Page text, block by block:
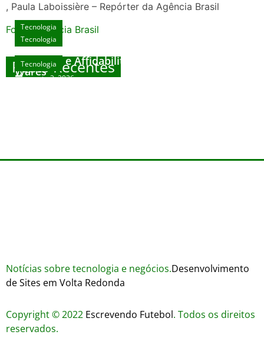
, Paula Laboissière – Repórter da Agência Brasil
Fonte: Agencia Brasil
Posts Recentes
Tecnologia
Unlock Exclusive Rewards at The Big Dog
House
agosto 3, 2026
Tecnologia
Sicurezza e Affidabilità di Mr Nulls Wicked
Wares
Tecnologia
Tecnologia
Notícias sobre tecnologia e negócios.Desenvolvimento
de Sites em Volta Redonda
Copyright © 2022 Escrevendo Futebol. Todos os direitos
reservados.